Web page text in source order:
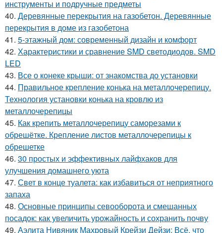
инструменты и подручные предметы
40. Деревянные перекрытия на газобетон. Деревянные
перекрытия в доме из газобетона
41. 5-этажный дом: современный дизайн и комфорт
42. Характеристики и сравнение SMD светодиодов. SMD
LED
43. Все о конеке крыши: от знакомства до установки
44. Правильное крепление конька на металлочерепицу.
Технология установки конька на кровлю из
металлочерепицы
45. Как крепить металлочерепицу саморезами к
обрешётке. Крепление листов металлочерепицы к
обрешетке
46. 30 простых и эффективных лайфхаков для
улучшения домашнего уюта
47. Свет в конце туалета: как избавиться от неприятного
запаха
48. Основные принципы севооборота и смешанных
посадок: как увеличить урожайность и сохранить почву
49. Аэлита Нивяник Махровый Крейзи Дейзи: Всё, что